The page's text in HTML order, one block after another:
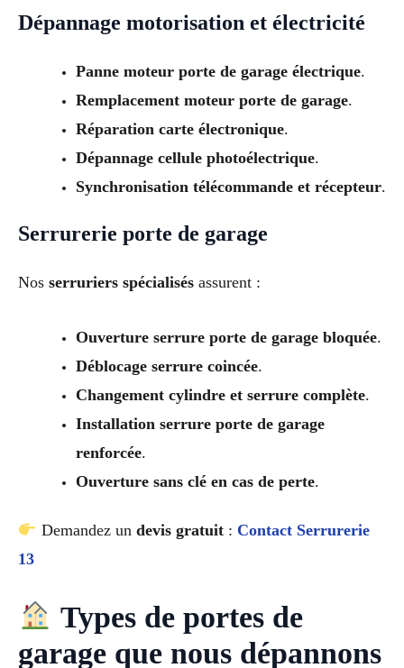
Dépannage motorisation et électricité
Panne moteur porte de garage électrique.
Remplacement moteur porte de garage.
Réparation carte électronique.
Dépannage cellule photoélectrique.
Synchronisation télécommande et récepteur.
Serrurerie porte de garage
Nos serruriers spécialisés assurent :
Ouverture serrure porte de garage bloquée.
Déblocage serrure coincée.
Changement cylindre et serrure complète.
Installation serrure porte de garage
renforcée.
Ouverture sans clé en cas de perte.
Demandez un devis gratuit: Contact Serrurerie
13
Types de portes de
garage que nous dépannons